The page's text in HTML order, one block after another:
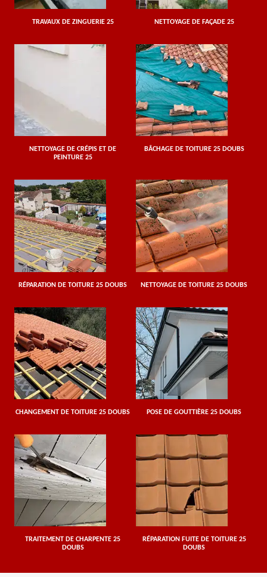
TRAVAUX DE ZINGUERIE 25 NETTOYAGE DE FAÇADE 25
NETTOYAGE DE CRÉPIS ET DE
PEINTURE 25
BÂCHAGE DE TOITURE 25 DOUBS
RÉPARATION DE TOITURE 25 DOUBS NETTOYAGE DE TOITURE 25 DOUBS
CHANGEMENT DE TOITURE 25 DOUBS POSE DE GOUTTIÈRE 25 DOUBS
TRAITEMENT DE CHARPENTE 25
DOUBS
RÉPARATION FUITE DE TOITURE 25
DOUBS